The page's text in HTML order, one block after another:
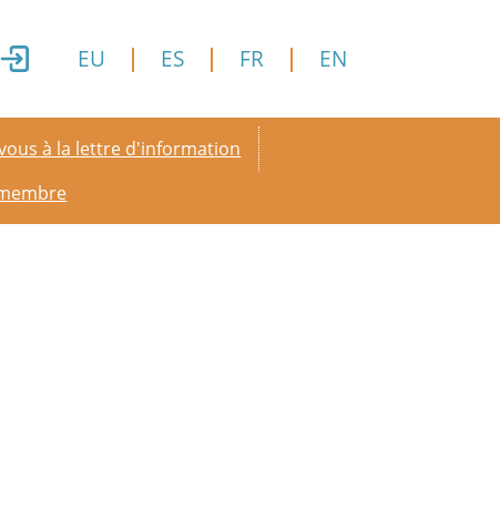
EU ES FR EN
menuà la lettre d'information